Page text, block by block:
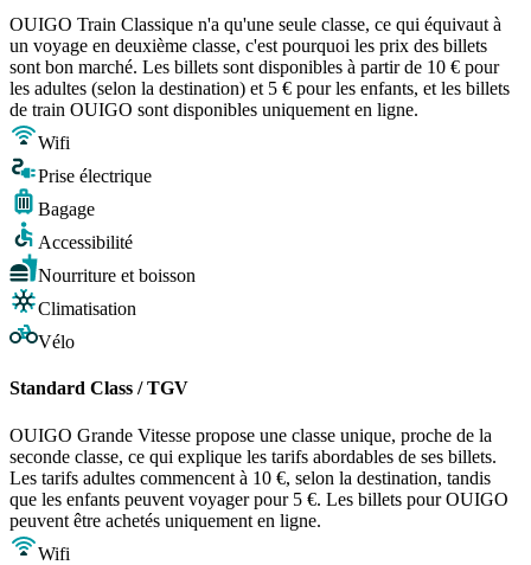
OUIGO Train Classique n'a qu'une seule classe, ce qui équivaut à
un voyage en deuxième classe, c'est pourquoi les prix des billets
sont bon marché. Les billets sont disponibles à partir de 10 € pour
les adultes (selon la destination) et 5 € pour les enfants, et les billets
de train OUIGO sont disponibles uniquement en ligne.
Wifi
Prise électrique
Bagage
Accessibilité
Nourriture et boisson
Climatisation
Vélo
Standard Class / TGV
OUIGO Grande Vitesse propose une classe unique, proche de la
seconde classe, ce qui explique les tarifs abordables de ses billets.
Les tarifs adultes commencent à 10 €, selon la destination, tandis
que les enfants peuvent voyager pour 5 €. Les billets pour OUIGO
peuvent être achetés uniquement en ligne.
Wifi